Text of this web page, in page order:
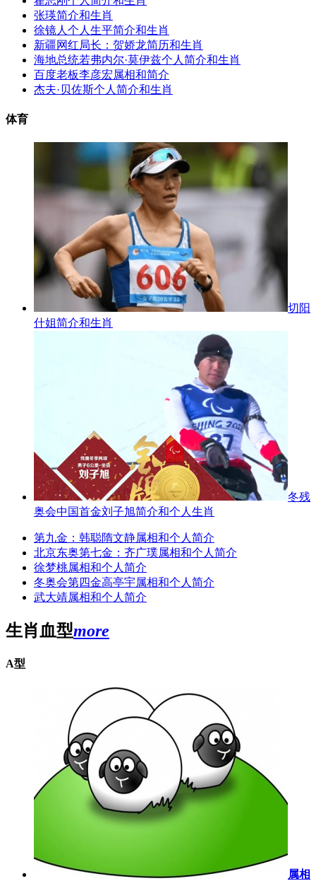
张瑛简介和生肖
徐镜人个人生平简介和生肖
新疆网红局长：贺娇龙简历和生肖
海地总统若弗内尔·莫伊兹个人简介和生肖
百度老板李彦宏属相和简介
杰夫·贝佐斯个人简介和生肖
体育
切阳
什姐简介和生肖
冬残
奥会中国首金刘子旭简介和个人生肖
第九金：韩聪隋文静属相和个人简介
北京东奥第七金：齐广璞属相和个人简介
徐梦桃属相和个人简介
冬奥会第四金高亭宇属相和个人简介
武大靖属相和个人简介
生肖血型more
A型
属相